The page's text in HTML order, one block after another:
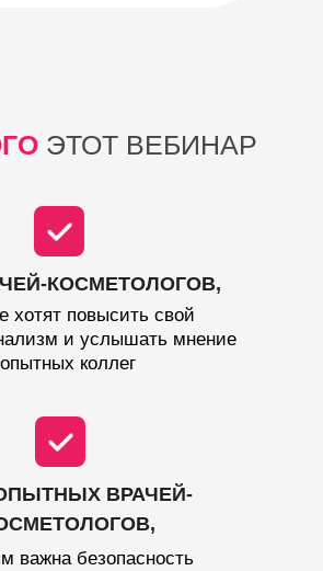
ЭТОТ ВЕБИНАР
КОСМЕТОЛОГОВ,
хотят повысить свой
и услышать мнение
опытных коллег
ВРАЧЕЙ-
важна безопасность